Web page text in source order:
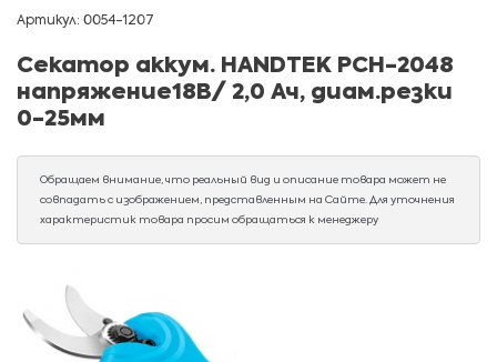
Артикул: 0054-1207
Секатор аккум. HANDTEK PCH-2048
напряжение18В/ 2,0 Ач, диам.резки
0-25мм
Обращаем внимание, что реальный вид и описание товара может не
совпадать с изображением, представленным на Сайте. Для уточнения
характеристик товара просим обращаться к менеджеру